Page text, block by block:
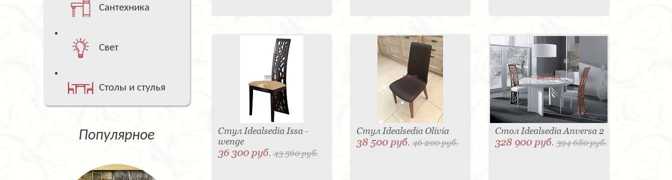
Сантехника
Свет
Столы и стулья
Популярное
Стул Idealsedia Issa -
wenge
36 300 руб.43 560 руб.
Стул Idealsedia Olivia
38 500 руб. 46 200 руб.
Стол Idealsedia Anversa 2
328 900 руб.394 680 руб.